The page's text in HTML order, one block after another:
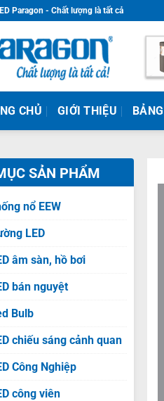
Paragon - Chất lượng là tất cả
CHỦ GIỚI THIỆU
SẢN PHẨM
nổ EEW
LED
âm sàn, hồ bơi
bán nguyệt
Bulb
chiếu sáng cảnh quan
Công Nghiệp
công viên